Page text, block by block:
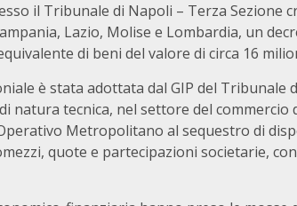
il Tribunale di Napoli – Terza Sezione
Lazio, Molise e Lombardia, un
di beni del valore di circa 16
è stata adottata dal GIP del Tribunale
natura tecnica, nel settore del
Metropolitano al sequestro di
quote e partecipazioni societarie,